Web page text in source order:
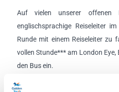
Auf vielen unserer offenen
englischsprachige Reiseleiter
Runde mit einem Reiseleiter zu
vollen Stunde*** am London Eye,
den Bus ein.
Abfahrtsorte: